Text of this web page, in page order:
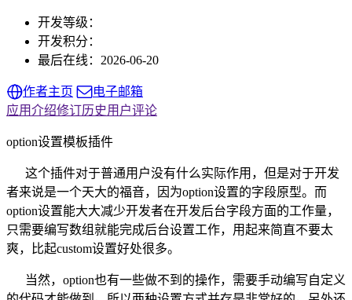
开发等级：
开发积分：
最后在线： 2026-06-20
作者主页
电子邮箱
应用介绍修订历史用户评论
option设置模板插件
这个插件对于普通用户没有什么实际作用，但是对于开发
者来说是一个天大的福音，因为option设置的字段原型。而
option设置能大大减少开发者在开发后台字段方面的工作量，
只需要编写数组就能完成后台设置工作，用起来简直不要太
爽，比起custom设置好处很多。
当然，option也有一些做不到的操作，需要手动编写自定义